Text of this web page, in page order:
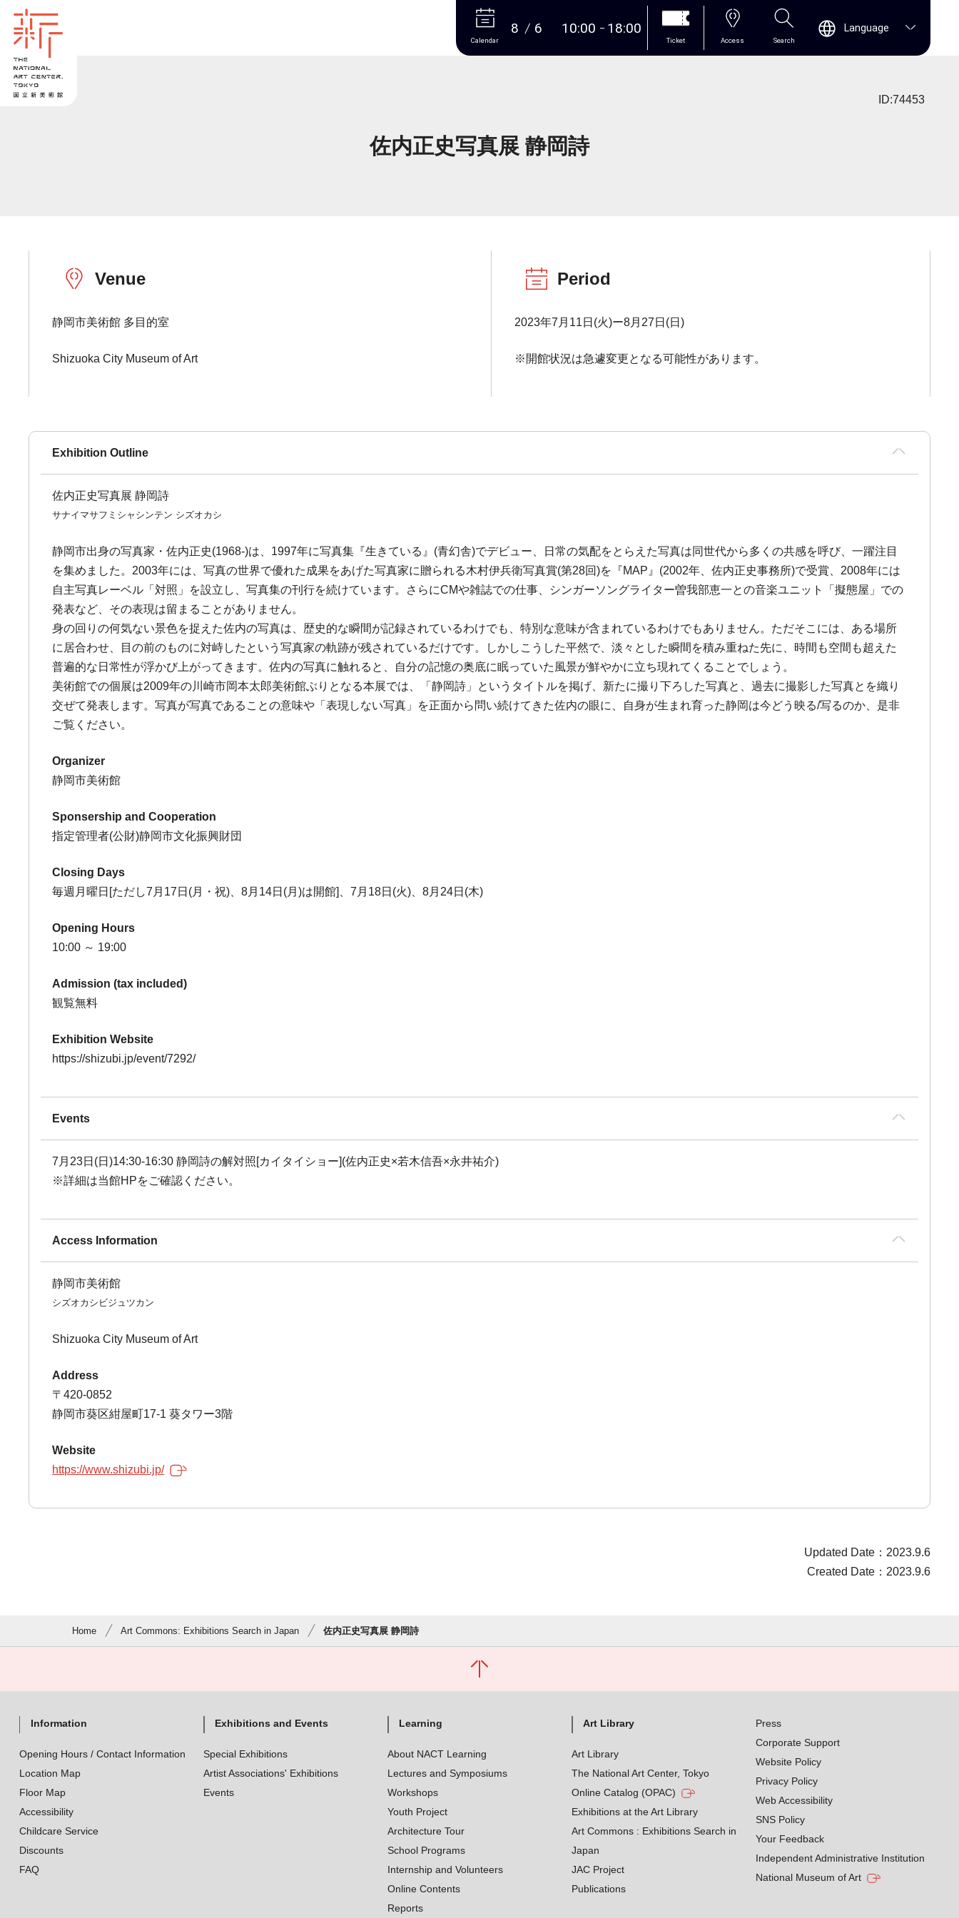
More
Calendar
8 6 10:00 18:00
Ticket Access Search
Language
ID:74453
佐内正史写真展 静岡詩
Venue
静岡市美術館 多目的室
Shizuoka City Museum of Art
Period
2023年7月11日(火)ー8月27日(日)
※開館状況は急遽変更となる可能性があります。
Exhibition Outline
佐内正史写真展 静岡詩
サナイマサフミシャシンテン シズオカシ
静岡市出身の写真家・佐内正史(1968-)は、1997年に写真集『生きている』(青幻舎)でデビュー、日常の気配をとらえた写真は同世代から多くの共感を呼び、一躍注目
を集めました。2003年には、写真の世界で優れた成果をあげた写真家に贈られる木村伊兵衛写真賞(第28回)を『MAP』(2002年、佐内正史事務所)で受賞、2008年には
自主写真レーベル「対照」を設立し、写真集の刊行を続けています。さらにCMや雑誌での仕事、シンガーソングライター曽我部恵一との音楽ユニット「擬態屋」での
発表など、その表現は留まることがありません。
身の回りの何気ない景色を捉えた佐内の写真は、歴史的な瞬間が記録されているわけでも、特別な意味が含まれているわけでもありません。ただそこには、ある場所
に居合わせ、目の前のものに対峙したという写真家の軌跡が残されているだけです。しかしこうした平然で、淡々とした瞬間を積み重ねた先に、時間も空間も超えた
普遍的な日常性が浮かび上がってきます。佐内の写真に触れると、自分の記憶の奥底に眠っていた風景が鮮やかに立ち現れてくることでしょう。
美術館での個展は2009年の川崎市岡本太郎美術館ぶりとなる本展では、「静岡詩」というタイトルを掲げ、新たに撮り下ろした写真と、過去に撮影した写真とを織り
交ぜて発表します。写真が写真であることの意味や「表現しない写真」を正面から問い続けてきた佐内の眼に、自身が生まれ育った静岡は今どう映る/写るのか、是非
ご覧ください。
Organizer
静岡市美術館
Sponsership and Cooperation
指定管理者(公財)静岡市文化振興財団
Closing Days
毎週月曜日[ただし7月17日(月・祝)、8月14日(月)は開館]、7月18日(火)、8月24日(木)
Opening Hours
10:00 ～ 19:00
Admission (tax included)
観覧無料
Exhibition Website
https://shizubi.jp/event/7292/
Events
7月23日(日)14:30-16:30 静岡詩の解対照[カイタイショー](佐内正史×若木信吾×永井祐介)
※詳細は当館HPをご確認ください。
Access Information
静岡市美術館
シズオカシビジュツカン
Shizuoka City Museum of Art
Address
〒420-0852
静岡市葵区紺屋町17-1 葵タワー3階
Website
https://www.shizubi.jp/
Updated Date：2023.9.6
Created Date：2023.9.6
Home Art Commons: Exhibitions Search in Japan 佐内正史写真展 静岡詩
Information
Opening Hours / Contact Information
Location Map
Floor Map
Accessibility
Childcare Service
Discounts
FAQ
Exhibitions and Events
Special Exhibitions
Artist Associations' Exhibitions
Events
Learning
About NACT Learning
Lectures and Symposiums
Workshops
Youth Project
Architecture Tour
School Programs
Internship and Volunteers
Online Contents
Reports
Art Library
Art Library
The National Art Center, Tokyo
Online Catalog (OPAC)
Exhibitions at the Art Library
Art Commons : Exhibitions Search in
Japan
JAC Project
Publications
Press
Corporate Support
Website Policy
Privacy Policy
Web Accessibility
SNS Policy
Your Feedback
Independent Administrative Institution
National Museum of Art